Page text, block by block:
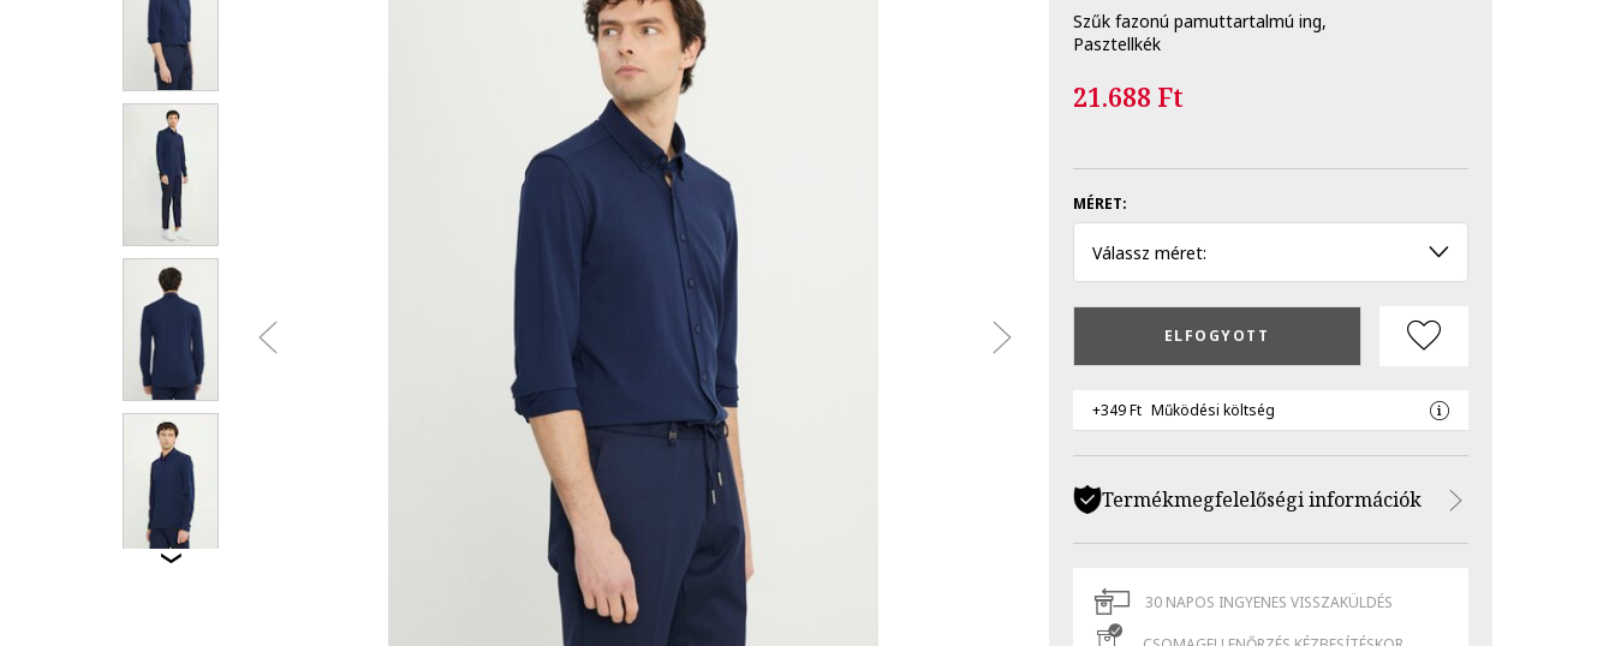
Szűk fazonú pamuttartalmú ing,
Pasztellkék
21.688 Ft
MÉRET:
Válassz méret:
ELFOGYOTT
+349 Ft Működési költség
Termékmegfelelőségi információk
30 NAPOS INGYENES VISSZAKÜLDÉS